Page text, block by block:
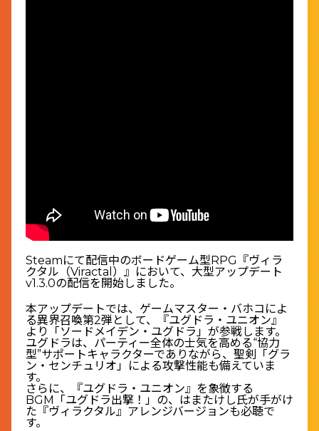
Steamにて配信中のボードゲーム型RPG『ヴィラ
クタル（Viractal）』において、大型アップデート
v1.3.0の配信を開始しました。
本アップデートでは、ゲームマスター・バホコによ
る異界召喚第2弾として、『ユグドラ・ユニオン』
より「ソードメイデン・ユグドラ」が参戦します。
ユグドラは、パーティー全体の士気を高める“協力
型”サポートキャラクターでありながら、聖剣「グラ
ン・センチュリオ」による攻撃性能も備えていま
す。
さらに、『ユグドラ・ユニオン』を象徴する
BGM「ユグドラ出撃！」の、はまたけし氏が手がけ
た『ヴィラクタル』アレンジバージョンも必聴で
す。